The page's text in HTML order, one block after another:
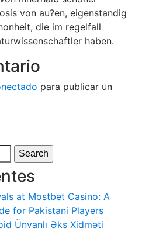
von au?en, eigenstandig
die im regelfall
haben.
para publicar un
Search
at Mostbet Casino: A
for Pakistani Players
Ünvanlı Əks Xidməti